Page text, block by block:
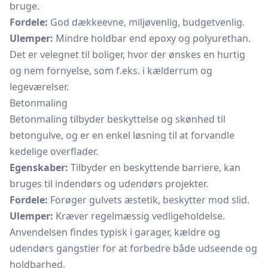
bruge.
Fordele: God dækkeevne, miljøvenlig, budgetvenlig.
Ulemper: Mindre holdbar end epoxy og polyurethan.
Det er velegnet til boliger, hvor der ønskes en hurtig
og nem fornyelse, som f.eks. i kælderrum og
legeværelser.
Betonmaling
Betonmaling tilbyder beskyttelse og skønhed til
betongulve, og er en enkel løsning til at forvandle
kedelige overflader.
Egenskaber: Tilbyder en beskyttende barriere, kan
bruges til indendørs og udendørs projekter.
Fordele: Forøger gulvets æstetik, beskytter mod slid.
Ulemper: Kræver regelmæssig vedligeholdelse.
Anvendelsen findes typisk i garager, kældre og
udendørs gangstier for at forbedre både udseende og
holdbarhed.